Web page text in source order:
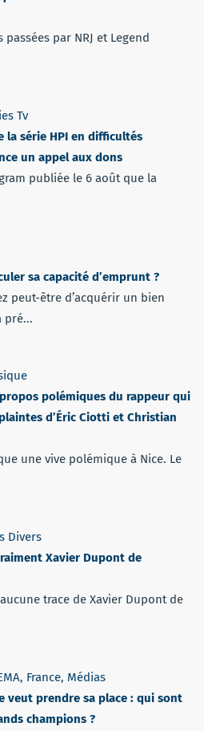
par NRJ et Legend
Tv
la série HPI en difficultés
un appel aux dons
publiée le 6 août que la
sa capacité d’emprunt ?
peut-être d’acquérir un bien
pré...
polémiques du rappeur qui
d’Éric Ciotti et Christian
une vive polémique à Nice. Le
Divers
Xavier Dupont de
trace de Xavier Dupont de
, France, Médias
veut prendre sa place : qui sont
champions ?